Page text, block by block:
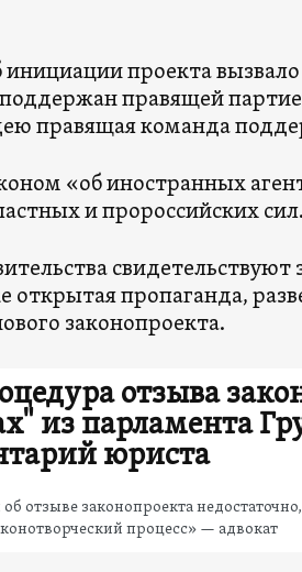
инициации проекта
правящей
правящая команда
«об иностранных
и пророссийских сил.
свидетельствуют
открытая пропаганда,
законопроекта.
отзыва
из парламента
юриста
отзыве законопроекта
процесс» — адвокат